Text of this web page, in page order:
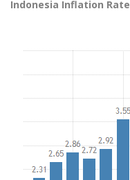
Indonesia Inflation Rate